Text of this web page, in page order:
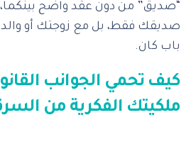
“صديق” من دون عقد واضح
صديقك فقط، بل مع زوجتك أو
باب كان.
كيف تحمي الجوانب
ملكيتك الفكرية من